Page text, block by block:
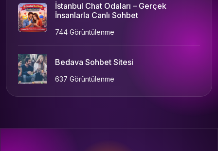
İstanbul Chat Odaları – Gerçek
İnsanlarla Canlı Sohbet
744 Görüntülenme
Bedava Sohbet Sitesi
637 Görüntülenme